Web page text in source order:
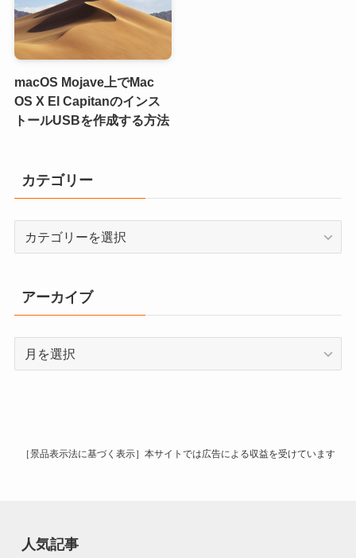
macOS Mojave上でMac
OS X El Capitanのインス
トールUSBを作成する方法
カテゴリー
ー
アーカイブ
［景品表示法に基づく表示］本サイトでは広告による収益を受けています
人気記事